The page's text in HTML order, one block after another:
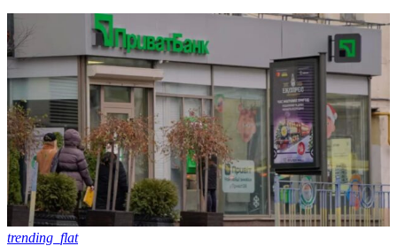
trending_flat